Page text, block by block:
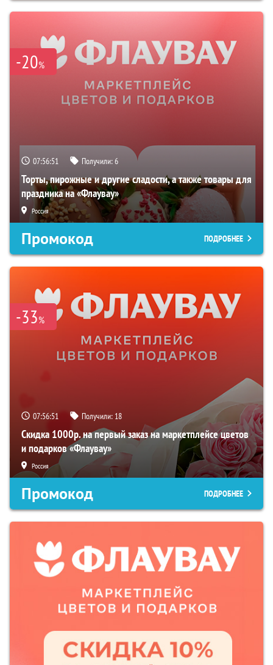
-20%
07:56:50 Получили:6
Торты, пирожные и другие сладости, а также товары для
праздника на «Флаувау»
Россия
Промокод ПОДРОБНЕЕ
-33%
07:56:50 Получили: 18
Скидка 1000р. на первый заказ на маркетплейсе цветов
и подарков «Флаувау»
Россия
Промокод ПОДРОБНЕЕ